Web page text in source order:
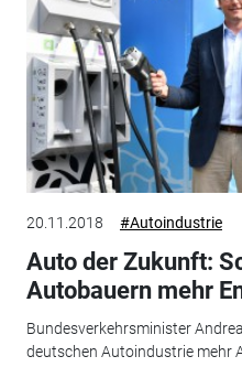
20.11.2018 #Autoindustrie
Auto der Zukunft:
Autobauern mehr
Bundesverkehrsminister
deutschen Autoindustrie mehr